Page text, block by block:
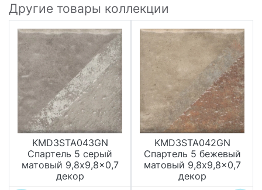
Другие товары коллекции
KMD3STA043GN
Спартель 5 серый
матовый 9,8x9,8x0,7
декор
KMD3STA042GN
Спартель 5 бежевый
матовый 9,8x9,8x0,7
декор